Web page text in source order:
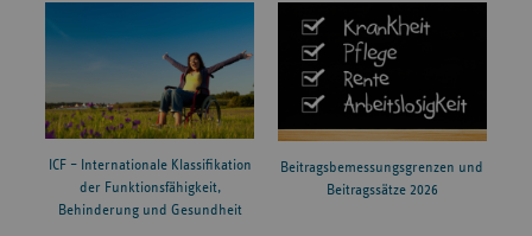
ICF – Internationale Klassifikation
der Funktionsfähigkeit,
Behinderung und Gesundheit
Beitragsbemessungsgrenzen und
Beitragssätze 2026